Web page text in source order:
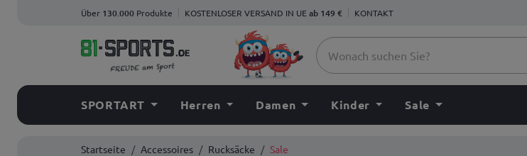
Über 130.000 Produkte KOSTENLOSER VERSAND IN UE ab 149 € KONTAKT
SPORTART Herren Damen Kinder Sale
Startseite Accessoires Rucksäcke Sale